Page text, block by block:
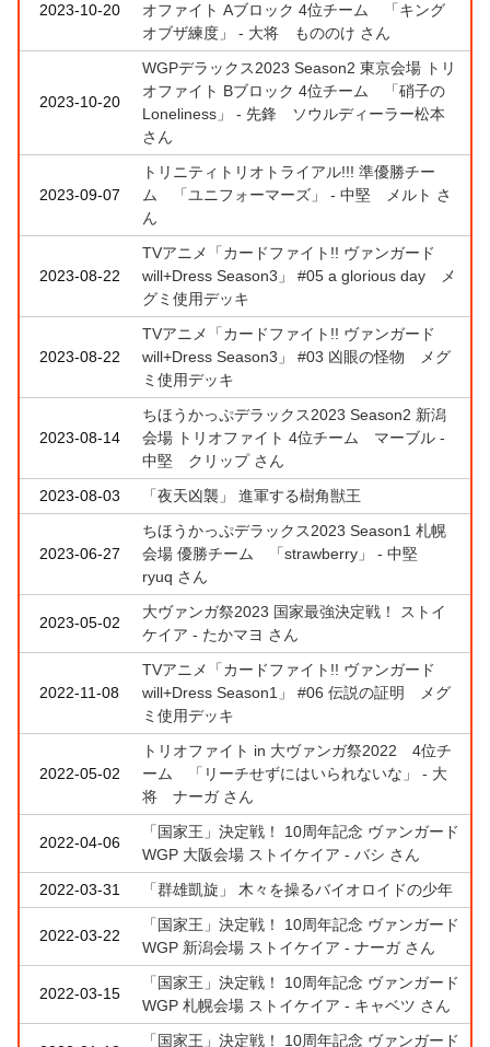
2023-10-20
オファイト Aブロック 4位チーム 「キング
オブザ練度」 - 大将 もののけ さん
2023-10-20
WGPデラックス2023 Season2 東京会場 トリ
オファイト Bブロック 4位チーム 「硝子の
Loneliness」 - 先鋒 ソウルディーラー松本
さん
2023-09-07
トリニティトリオトライアル!!! 準優勝チー
ム 「ユニフォーマーズ」 - 中堅 メルト さ
ん
2023-08-22
TVアニメ「カードファイト!! ヴァンガード
will+Dress Season3」 #05 a glorious day メ
グミ使用デッキ
2023-08-22
TVアニメ「カードファイト!! ヴァンガード
will+Dress Season3」 #03 凶眼の怪物 メグ
ミ使用デッキ
2023-08-14
ちほうかっぷデラックス2023 Season2 新潟
会場 トリオファイト 4位チーム マーブル -
中堅 クリップ さん
2023-08-03
「夜天凶襲」 進軍する樹角獣王
2023-06-27
ちほうかっぷデラックス2023 Season1 札幌
会場 優勝チーム 「strawberry」 - 中堅
ryuq さん
2023-05-02
大ヴァンガ祭2023 国家最強決定戦！ ストイ
ケイア - たかマヨ さん
2022-11-08
TVアニメ「カードファイト!! ヴァンガード
will+Dress Season1」 #06 伝説の証明 メグ
ミ使用デッキ
2022-05-02
トリオファイト in 大ヴァンガ祭2022 4位チ
ーム 「リーチせずにはいられないな」 - 大
将 ナーガ さん
2022-04-06
「国家王」決定戦！ 10周年記念 ヴァンガード
WGP 大阪会場 ストイケイア - バシ さん
2022-03-31
「群雄凱旋」 木々を操るバイオロイドの少年
2022-03-22
「国家王」決定戦！ 10周年記念 ヴァンガード
WGP 新潟会場 ストイケイア - ナーガ さん
2022-03-15
「国家王」決定戦！ 10周年記念 ヴァンガード
WGP 札幌会場 ストイケイア - キャベツ さん
「国家王」決定戦！ 10周年記念 ヴァンガード